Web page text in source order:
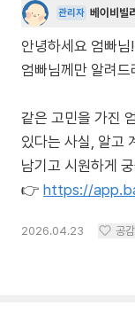
관리자 베이비빌리
안녕하세요 엄빠
엄빠님께만 알려드
같은 고민을 가진
있다는 사실, 알고
남기고 시원하게
👉 https://
2026.04.23 공